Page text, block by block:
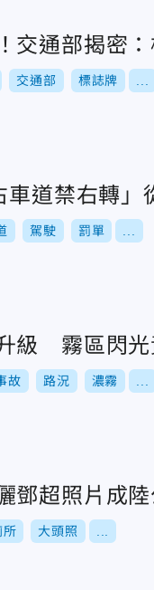
交通部揭密
交通部 標誌牌
車道禁右轉
駕駛 罰單
級 霧區閃光
故 路況 濃霧
鄧超照片成
所 大頭照